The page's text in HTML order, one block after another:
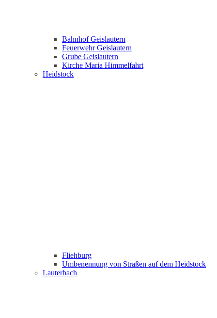
Bahnhof Geislautern
Feuerwehr Geislautern
Grube Geislautern
Kirche Maria Himmelfahrt
Heidstock
Fliehburg
Umbenennung von Straßen auf dem Heidstock
Lauterbach